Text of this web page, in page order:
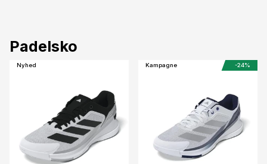
Padelsko
Nyhed Kampagne -24%